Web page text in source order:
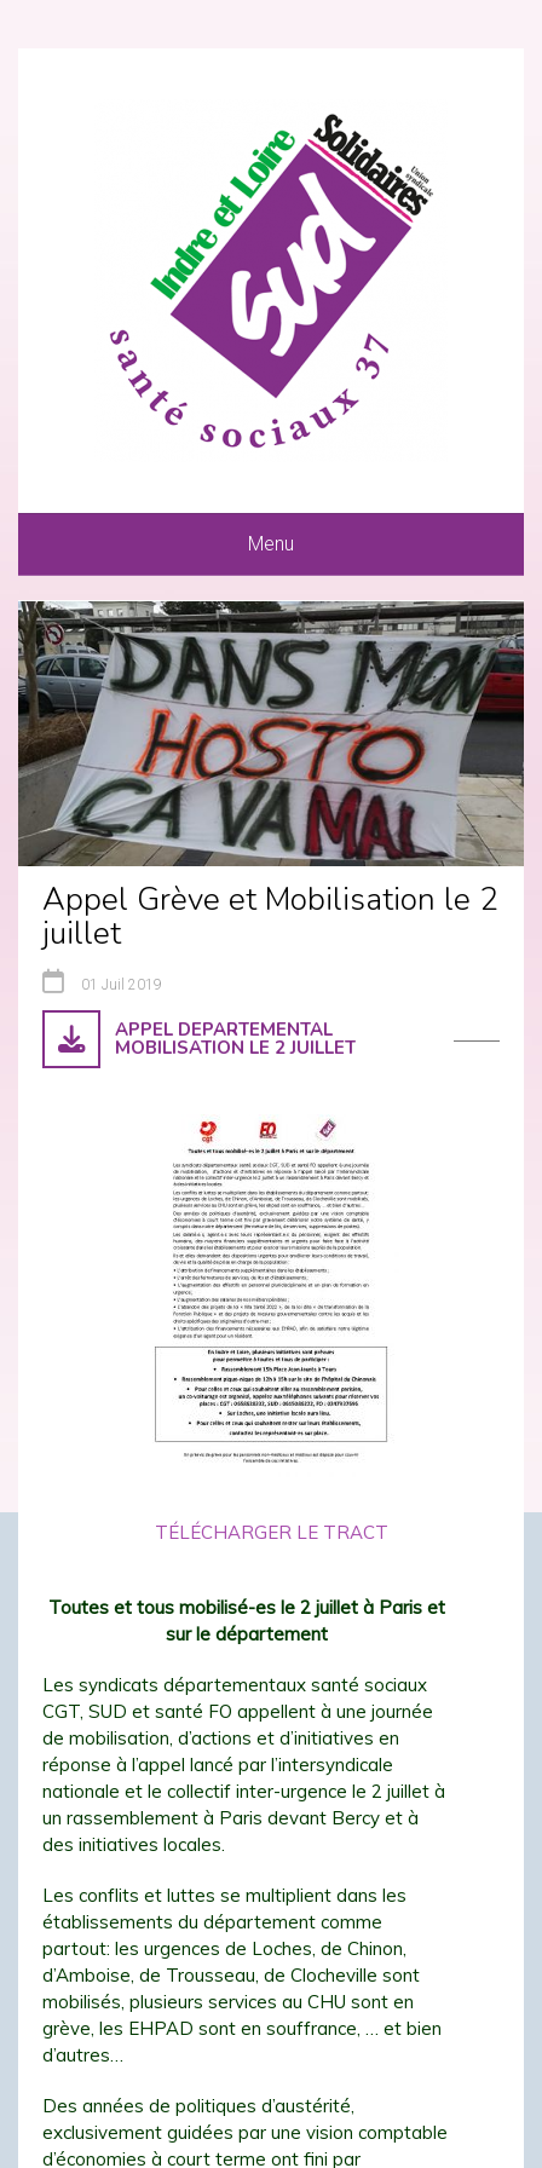
Menu
Appel Grève et Mobilisation le 2
juillet
01 Juil 2019
APPEL DEPARTEMENTAL
MOBILISATION LE 2 JUILLET
TÉLÉCHARGER LE TRACT
Toutes et tous mobilisé-es le 2 juillet à Paris et
sur le département
Les syndicats départementaux santé sociaux
CGT, SUD et santé FO appellent à une journée
de mobilisation, d’actions et d’initiatives en
réponse à l’appel lancé par l’intersyndicale
nationale et le collectif inter-urgence le 2 juillet à
un rassemblement à Paris devant Bercy et à
des initiatives locales.
Les conflits et luttes se multiplient dans les
établissements du département comme
partout: les urgences de Loches, de Chinon,
d’Amboise, de Trousseau, de Clocheville sont
mobilisés, plusieurs services au CHU sont en
grève, les EHPAD sont en souffrance, … et bien
d’autres…
Des années de politiques d’austérité,
exclusivement guidées par une vision comptable
d’économies à court terme ont fini par